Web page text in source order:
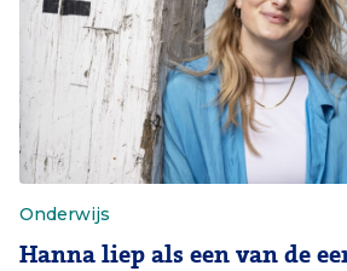
Onderwijs
Hanna liep als een van de